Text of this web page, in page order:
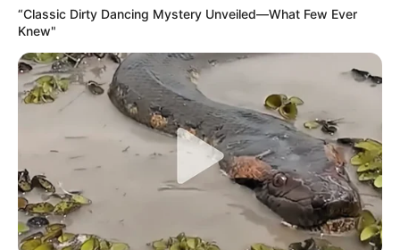
“Classic Dirty Dancing Mystery Unveiled—What Few Ever
Knew"